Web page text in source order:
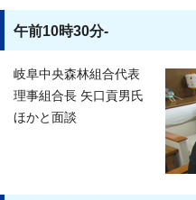
午前10時30分-
岐阜中央森林組合代表
理事組合長 矢口貢男氏
ほかと面談